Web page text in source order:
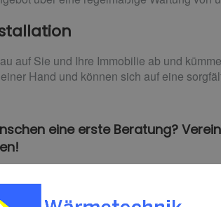
auf Sie und Ihre Immobilie ab und
Hand und können sich auf eine
eine erste Beratung?